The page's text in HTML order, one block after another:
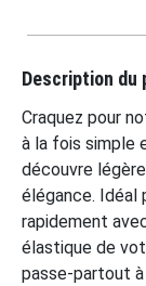
Description du
Craquez pour
à la fois simple
découvre
élégance. Idéal
rapidement
élastique de
passe-partout